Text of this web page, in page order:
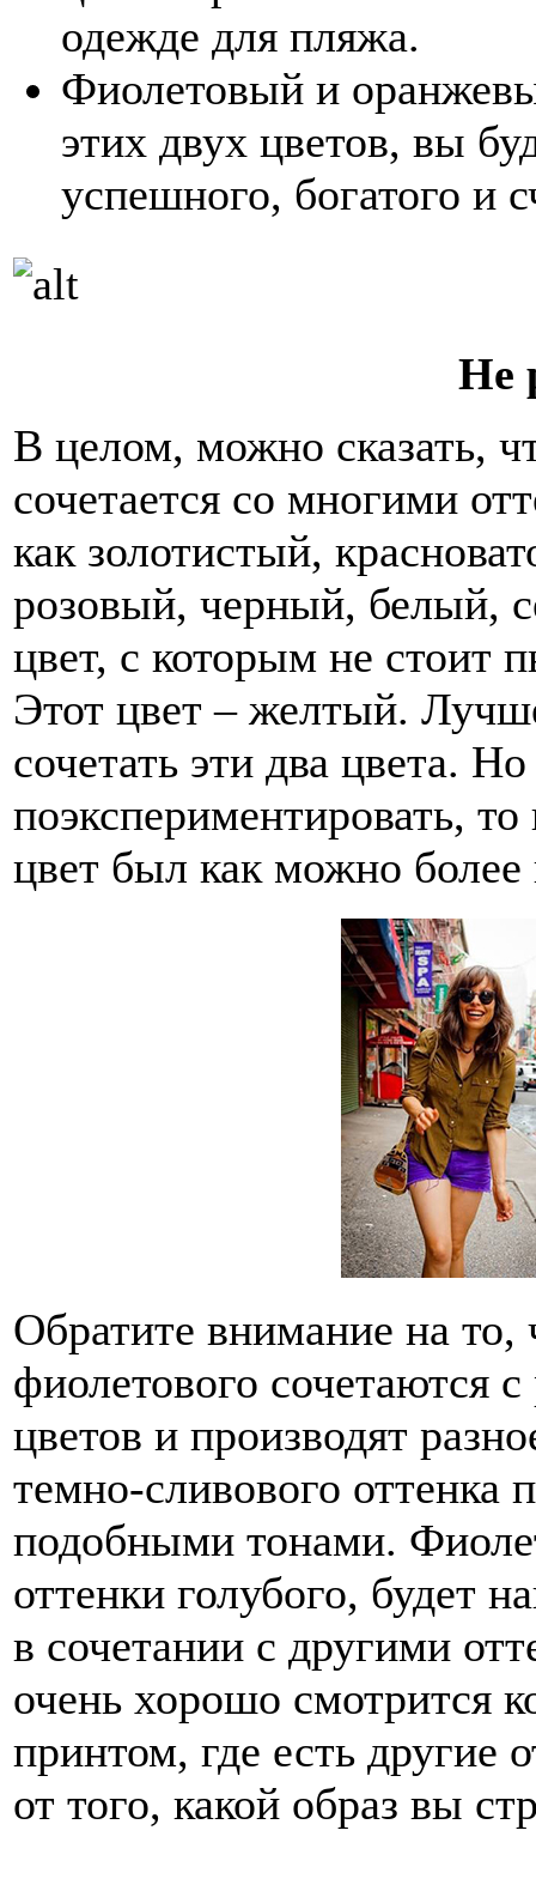
одежде для пляжа.
Фиолетовый и
этих двух цветов, вы
успешного, богатого и
Не
В целом, можно сказать,
сочетается со многими
как золотистый,
розовый, черный, белый,
цвет, с которым не стоит
Этот цвет – желтый.
сочетать эти два цвета.
поэкспериментировать,
цвет был как можно
Обратите внимание на то,
фиолетового сочетаются
цветов и производят
темно-сливового оттенка
подобными тонами.
оттенки голубого, будет
в сочетании с другими
очень хорошо смотрится
принтом, где есть другие
от того, какой образ вы